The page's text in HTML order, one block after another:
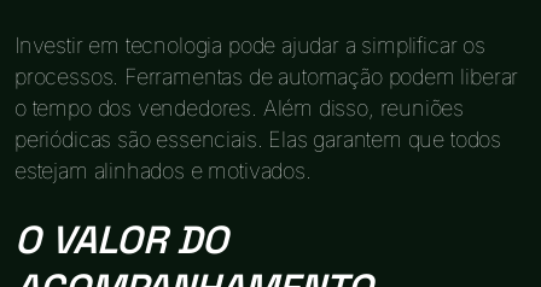
Investir em tecnologia pode ajudar a simplificar os
processos. Ferramentas de automação podem liberar
o tempo dos vendedores. Além disso, reuniões
periódicas são essenciais. Elas garantem que todos
estejam alinhados e motivados.
O VALOR DO